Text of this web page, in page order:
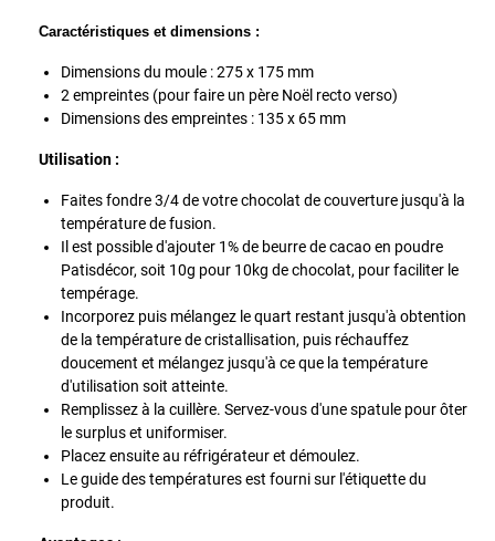
Caractéristiques et dimensions :
Dimensions du moule : 275 x 175 mm
2 empreintes (pour faire un père Noël recto verso)
Dimensions des empreintes : 135 x 65 mm
Utilisation :
Faites fondre 3/4 de votre chocolat de couverture jusqu'à la
température de fusion.
Il est possible d'ajouter 1% de beurre de cacao en poudre
Patisdécor, soit 10g pour 10kg de chocolat, pour faciliter le
tempérage.
Incorporez puis mélangez le quart restant jusqu'à obtention
de la température de cristallisation, puis réchauffez
doucement et mélangez jusqu'à ce que la température
d'utilisation soit atteinte.
Remplissez à la cuillère. Servez-vous d'une spatule pour ôter
le surplus et uniformiser.
Placez ensuite au réfrigérateur et démoulez.
Le guide des températures est fourni sur l'étiquette du
produit.